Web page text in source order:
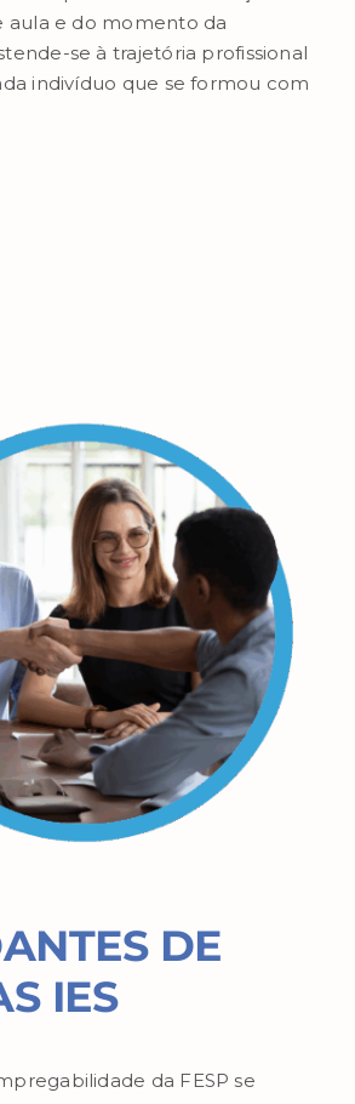
aula e do momento da
se à trajetória profissional
indivíduo que se formou com
DE
IES
da FESP se